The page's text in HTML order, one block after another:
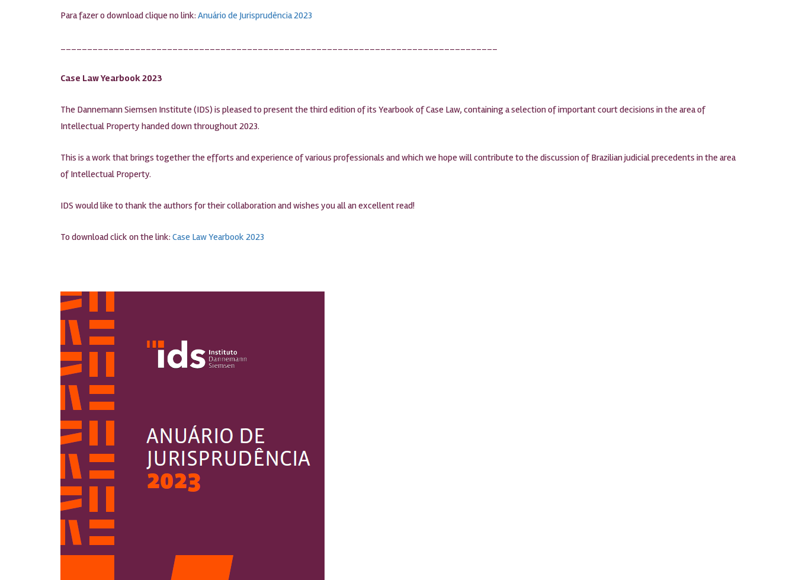
Para fazer o download clique no link: Anuário de Jurisprudência 2023
__________________________________________________________________________________
Case Law Yearbook 2023
The Dannemann Siemsen Institute (IDS) is pleased to present the third edition of its Yearbook of Case Law, containing a selection of important court decisions in the area of
Intellectual Property handed down throughout 2023.
This is a work that brings together the efforts and experience of various professionals and which we hope will contribute to the discussion of Brazilian judicial precedents in the area
of Intellectual Property.
IDS would like to thank the authors for their collaboration and wishes you all an excellent read!
To download click on the link: Case Law Yearbook 2023